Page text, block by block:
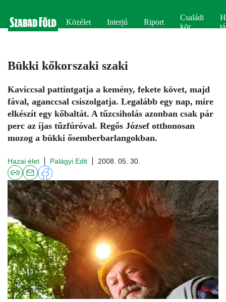
Közélet Interjú Riport
Családi
kör
Bükki kőkorszaki szaki
Kaviccsal pattintgatja a kemény, fekete követ, majd
fával, aganccsal csiszolgatja. Legalább egy nap, mire
elkészít egy kőbaltát. A tűzcsiholás azonban csak pár
perc az íjas tűzfúróval. Regős József otthonosan
mozog a bükki ősemberbarlangokban.
Hazai élet Palágyi Edit 2008. 05. 30.